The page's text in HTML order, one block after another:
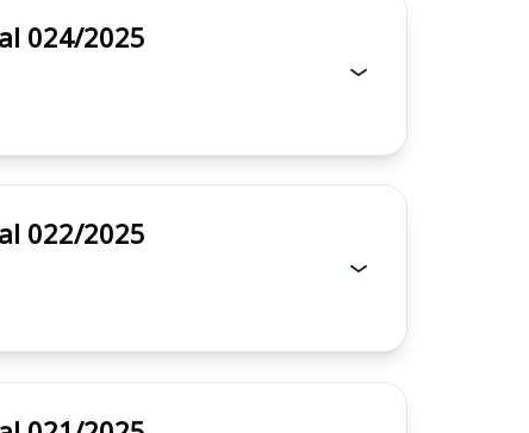
Edital 024/2025
Edital 022/2025